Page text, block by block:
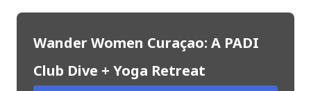
Wander Women Curaçao: A PADI
Club Dive + Yoga Retreat